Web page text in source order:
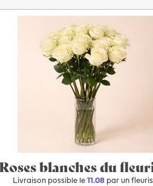
11.08
Roses blanches du
Livraison possible le 11.08par un